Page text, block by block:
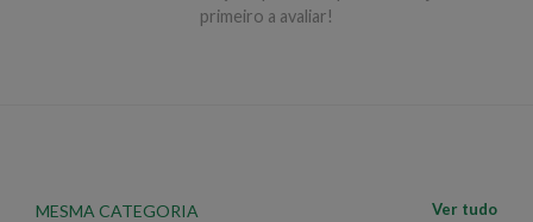
primeiro a avaliar!
MESMA CATEGORIA Ver tudo